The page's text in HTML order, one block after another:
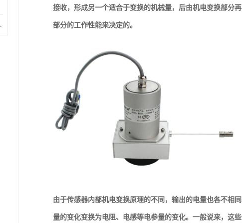
术规格
接收，形成另一个适合于变换的机械量，后由机电变换部分
部分的工作性能来决定的。
由于传感器内部机电变换原理的不同，输出的电量也各不相
量的变化变换为电阻、电感等电参量的变化。一般说来，这